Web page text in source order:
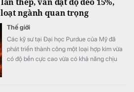
thép, vẫn đạt độ dẻo 15%,
ngành quan trọng
Thế giới
Các kỹ sư tại Đại học Purdue của Mỹ đã
phát triển thành công một loại hợp kim vừa
có độ bền cực cao vừa có khả năng chịu